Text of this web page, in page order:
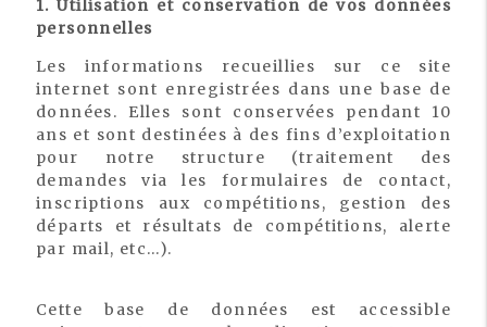
1. Utilisation et conservation de vos données
personnelles
Les informations recueillies sur ce site
internet sont enregistrées dans une base de
données. Elles sont conservées pendant 10
ans et sont destinées à des fins d’exploitation
pour notre structure (traitement des
demandes via les formulaires de contact,
inscriptions aux compétitions, gestion des
départs et résultats de compétitions, alerte
par mail, etc…).
Cette base de données est accessible